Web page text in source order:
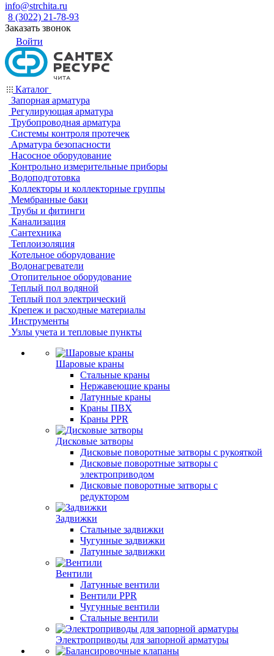
info@strchita.ru
8 (3022) 21-78-93
Заказать звонок
Войти
Каталог
Запорная арматура
Регулирующая арматура
Трубопроводная арматура
Системы контроля протечек
Арматура безопасности
Насосное оборудование
Контрольно измерительные приборы
Водоподготовка
Коллекторы и коллекторные группы
Мембранные баки
Трубы и фитинги
Канализация
Сантехника
Теплоизоляция
Котельное оборудование
Водонагреватели
Отопительное оборудование
Теплый пол водяной
Теплый пол электрический
Крепеж и расходные материалы
Инструменты
Узлы учета и тепловые пункты
Шаровые краны
Стальные краны
Нержавеющие краны
Латунные краны
Краны ПВХ
Краны PPR
Дисковые затворы
Дисковые поворотные затворы с рукояткой
Дисковые поворотные затворы с
электроприводом
Дисковые поворотные затворы с
редуктором
Задвижки
Стальные задвижки
Чугунные задвижки
Латунные задвижки
Вентили
Латунные вентили
Вентили PPR
Чугунные вентили
Стальные вентили
Электроприводы для запорной арматуры